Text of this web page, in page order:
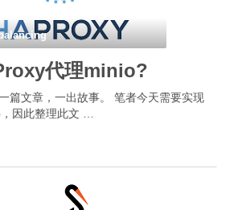
代理minio?
篇文章，一出故事。 笔者今天需要实现
因此整理此文 …